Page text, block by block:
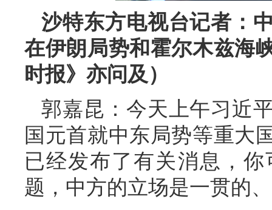
沙特东方电视台记者：
在伊朗局势和霍尔木兹海
时报》亦问及）
郭嘉昆：今天上午习近
国元首就中东局势等重大
已经发布了有关消息，
题，中方的立场是一贯的